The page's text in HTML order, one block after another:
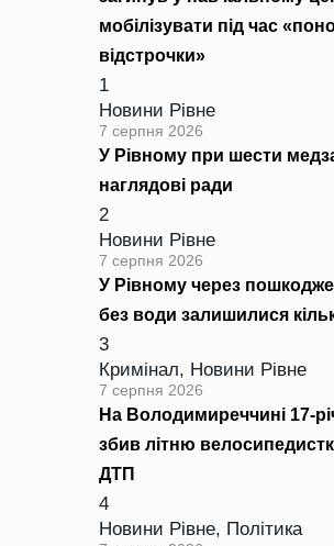
мобілізувати під час
відстрочки»
1
Новини Рівне
7 серпня 2026
У Рівному при шести
наглядові ради
2
Новини Рівне
7 серпня 2026
У Рівному через
без води залишилися
3
Кримінал, Новини Рівне
7 серпня 2026
На Володимиреччині 17-
збив літню
ДТП
4
Новини Рівне, Політика